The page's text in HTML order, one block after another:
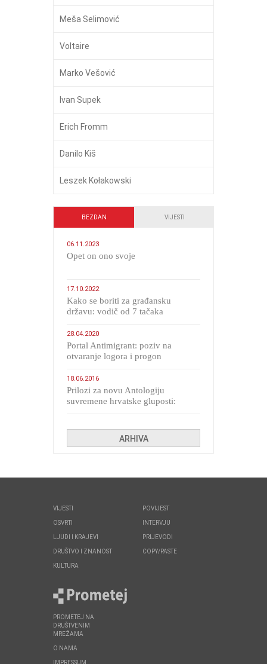
Meša Selimović
Voltaire
Marko Vešović
Ivan Supek
Erich Fromm
Danilo Kiš
Leszek Kołakowski
BEZDAN VIJESTI
06.11.2023
​Opet on ono svoje
17.10.2022
Kako se boriti za građansku
državu: vodič od 7 tačaka
28.04.2020
Portal Antimigrant: poziv na
otvaranje logora i progon
18.06.2016
Prilozi za novu Antologiju
suvremene hrvatske gluposti:
ARHIVA
VIJESTI
OSVRTI
LJUDI I KRAJEVI
DRUŠTVO I ZNANOST
KULTURA
POVIJEST
INTERVJU
PRIJEVODI
COPY/PASTE
PROMETEJ NA
DRUŠTVENIM
MREŽAMA
O NAMA
IMPRESSUM